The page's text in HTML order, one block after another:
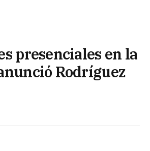
presenciales en la
Rodríguez